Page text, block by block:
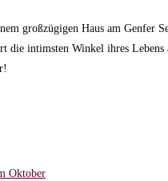
großzügigen Haus am Genfer
die intimsten Winkel ihres
Oktober